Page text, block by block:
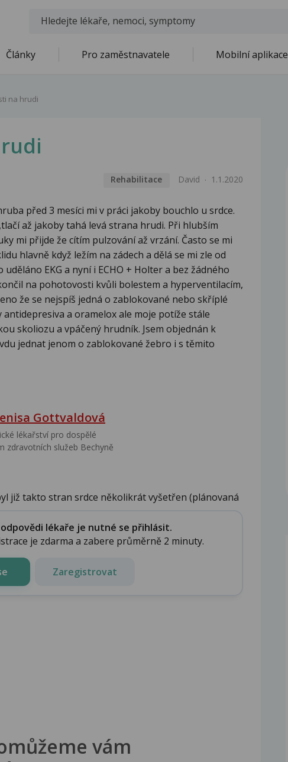
Články Pro zaměstnavatele Mobilní aplikace
na hrudi
Rehabilitace David 1.1.2020
před 3 mesíci mi v práci jakoby bouchlo u srdce.
až jakoby tahá levá strana hrudi. Při hlubším
mi přijde že cítím pulzování až vrzání. Často se mi
hlavně když ležím na zádech a dělá se mi zle od
EKG a nyní i ECHO + Holter a bez žádného
na pohotovosti kvůli bolestem a hyperventilacím,
že se nejspíš jedná o zablokované nebo skříplé
antidepresiva a oramelox ale moje potíže stále
skoliozu a vpáčený hrudník. Jsem objednán k
jednat jenom o zablokované žebro i s těmito
Gottvaldová
lékařství pro dospělé
zdravotních služeb Bechyně
již takto stran srdce několikrát vyšetřen (plánovaná
lékaře je nutné se přihlásit.
je zdarma a zabere průměrně 2 minuty.
Zaregistrovat
vám